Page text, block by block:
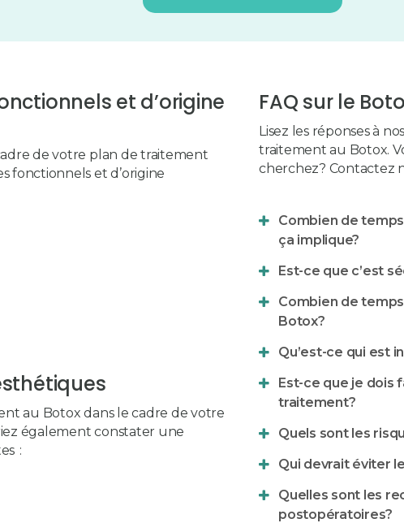
et d’origine
de votre plan de traitement
fonctionnels et d’origine
au Botox dans le cadre de votre
également constater une
:
FAQ sur le
Lisez les réponses à
traitement au Botox.
cherchez? Contactez
Combien de
ça implique?
Est-ce que c’est
Combien de
Botox?
Qu’est-ce qui est
Est-ce que je dois
traitement?
Quels sont les
Qui devrait éviter
Quelles sont les
postopératoires?